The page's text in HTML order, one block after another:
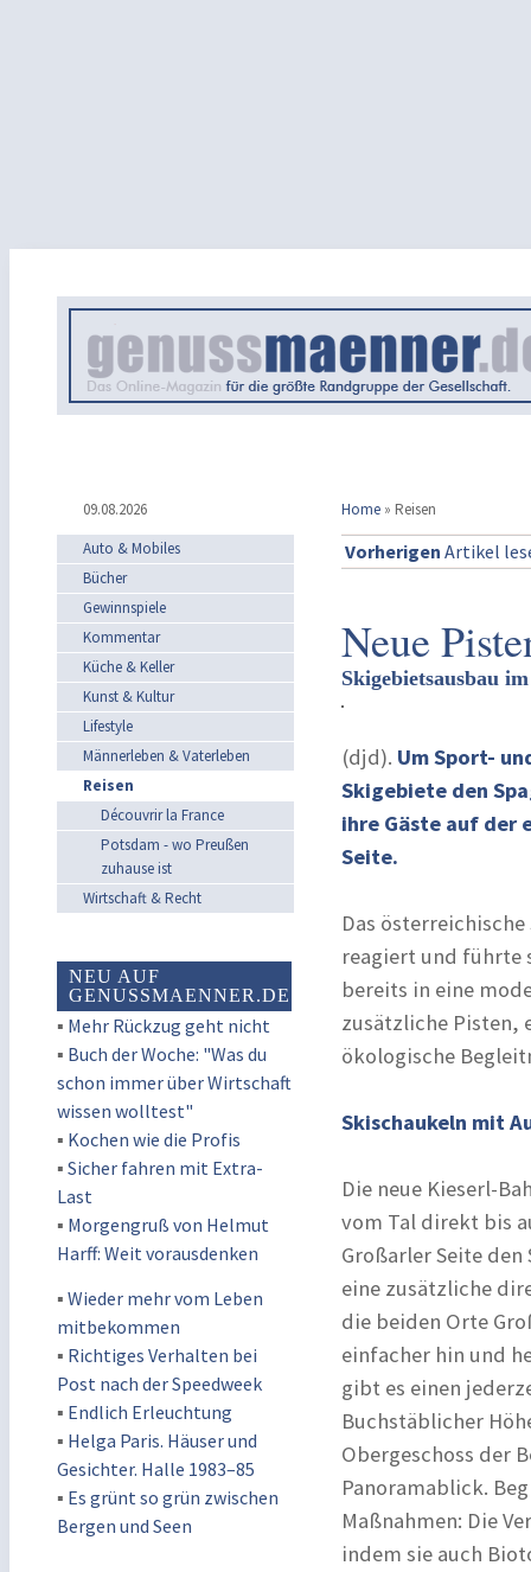
09.08.2026 Home » Reisen
Auto & Mobiles
Bücher
Gewinnspiele
Kommentar
Küche & Keller
Kunst & Kultur
Lifestyle
Männerleben & Vaterleben
Reisen
Découvrir la France
Potsdam - wo Preußen
zuhause ist
Wirtschaft & Recht
NEU AUF
GENUSSMAENNER.DE
▪ Mehr Rückzug geht nicht
▪ Buch der Woche: "Was du
schon immer über Wirtschaft
wissen wolltest"
▪ Kochen wie die Profis
▪ Sicher fahren mit Extra-
Last
▪ Morgengruß von Helmut
Harff: Weit vorausdenken
▪ Wieder mehr vom Leben
mitbekommen
▪ Richtiges Verhalten bei
Post nach der Speedweek
▪ Endlich Erleuchtung
▪ Helga Paris. Häuser und
Gesichter. Halle 1983–85
▪ Es grünt so grün zwischen
Bergen und Seen
Vorherigen Artikel
Neue
Skigebietsausbau
(djd). Um Sport-
Skigebiete den
ihre Gäste auf der
Seite.
Das
reagiert und führte
bereits in eine
zusätzliche Pisten,
ökologische
Skischaukeln mit
Die neue Kieserl-
vom Tal direkt bis
Großarler Seite
eine zusätzliche
die beiden Orte
einfacher hin und
gibt es einen
Buchstäblicher
Obergeschoss der
Panoramablick.
Maßnahmen: Die
indem sie auch